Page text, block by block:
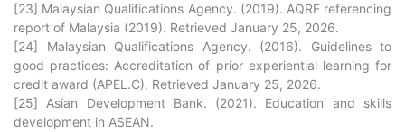
[23] Malaysian Qualifications Agency. (2019). AQRF referencing
report of Malaysia (2019). Retrieved January 25, 2026.
[24] Malaysian Qualifications Agency. (2016). Guidelines to
good practices: Accreditation of prior experiential learning for
credit award (APEL.C). Retrieved January 25, 2026.
[25] Asian Development Bank. (2021). Education and skills
development in ASEAN.